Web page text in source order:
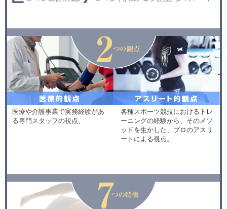
医療や介護事業で実務経験があ
る専門スタッフの視点。
各種スポーツ競技におけるトレ
ーニングの経験から、そのメソ
ッドを生かした、プロのアスリ
ートによる視点。